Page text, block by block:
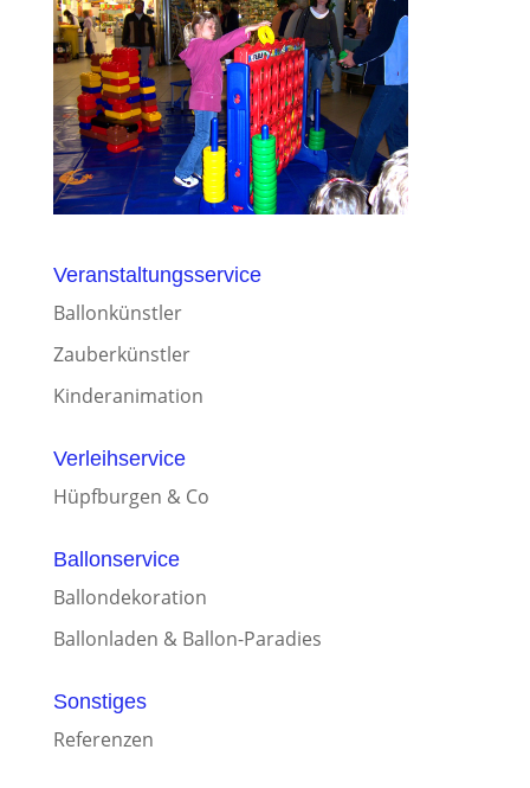
Veranstaltungsservice
Ballonkünstler
Zauberkünstler
Kinderanimation
Verleihservice
Hüpfburgen & Co
Ballonservice
Ballondekoration
Ballonladen & Ballon-Paradies
Sonstiges
Referenzen